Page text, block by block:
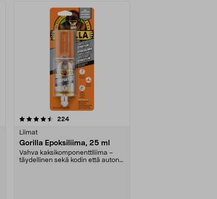
224arvostelut
Liimat
Gorilla Epoksiliima, 25 ml
Vahva kaksikomponenttiliima –
täydellinen sekä kodin että auton